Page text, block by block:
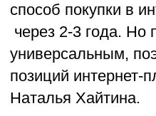
способ покупки в
через 2-3 года. Но
универсальным,
позиций интернет-
Наталья Хайтина.